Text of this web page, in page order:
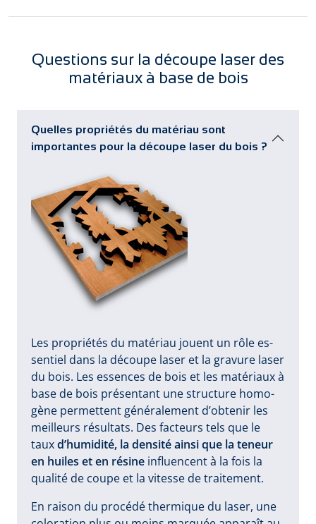
Questions sur la découpe laser des
matériaux à base de bois
Quelles propriétés du matériau sont
importantes pour la découpe laser du bois ?
Les pro­prié­tés du ma­té­riau jouent un rôle es­
sen­tiel dans la dé­cou­pe la­ser et la gra­vu­re la­ser
du bois. Les es­sen­ces de bois et les ma­té­riaux à
ba­se de bois pré­sen­tant u­ne struc­tu­re ho­mo­
gè­ne per­met­tent gé­né­ra­le­ment d’ob­te­nir les
meil­leurs ré­sul­tats. Des fac­teurs tels que le
tauxd’hu­mi­di­té, la den­si­té ain­si que la te­neur
en hui­les et en ré­si­ne in­fluen­cent à la fois la
qua­li­té de cou­pe et la vi­tes­se de trai­te­ment.
En rai­son du pro­cé­dé ther­mi­que du la­ser, u­ne